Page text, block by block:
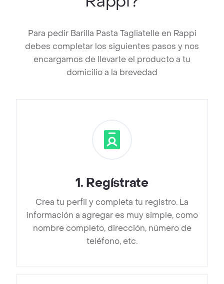
Para pedir Barilla Pasta Tagliatelle en Rappi
debes completar los siguientes pasos y nos
encargamos de llevarte el producto a tu
domicilio a la brevedad
1. Regístrate
Crea tu perfil y completa tu registro. La
información a agregar es muy simple, como
nombre completo, dirección, número de
teléfono, etc.